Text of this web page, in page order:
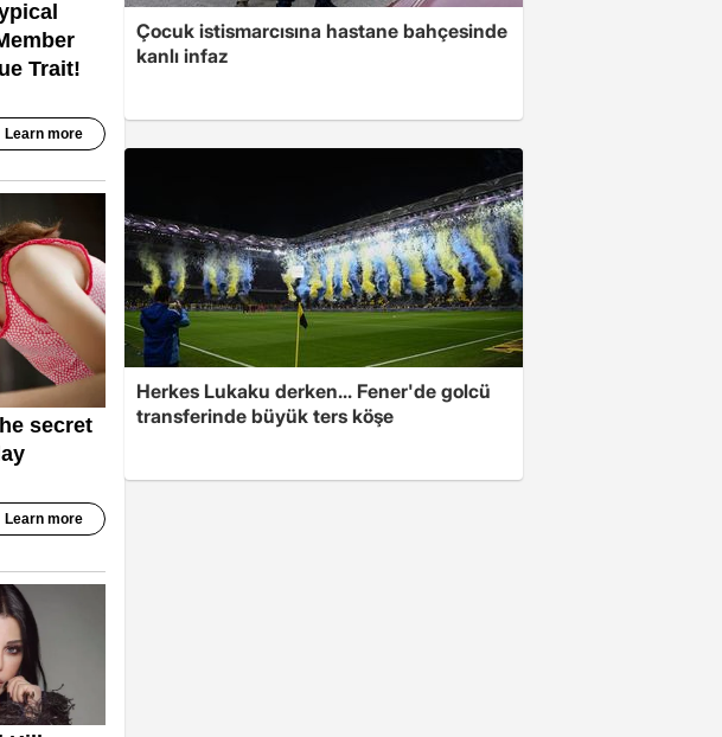
Çocuk istismarcısına hastane bahçesinde
kanlı infaz
Herkes Lukaku derken... Fener'de golcü
transferinde büyük ters köşe